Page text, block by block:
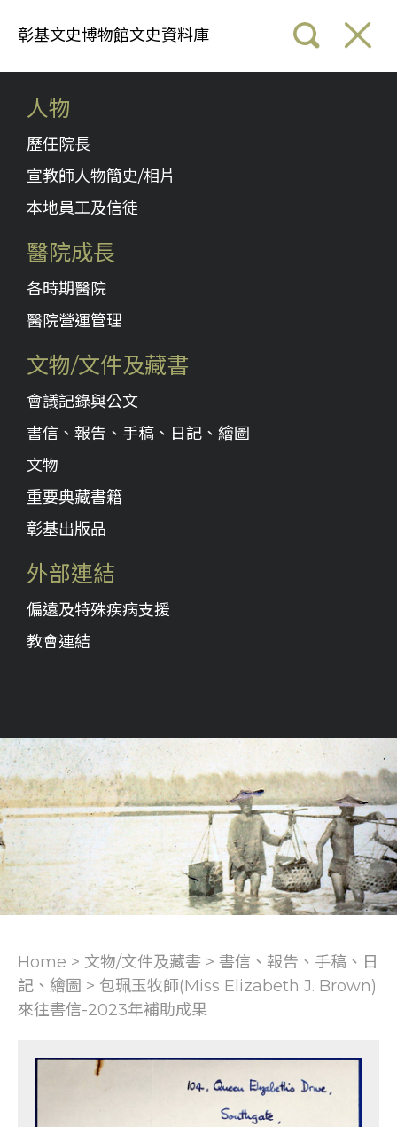
彰基文史博物館文史資料庫
人物
歷任院長
宣教師人物簡史/相片
本地員工及信徒
醫院成長
各時期醫院
醫院營運管理
文物/文件及藏書
會議記錄與公文
書信、報告、手稿、日記、繪圖
文物
重要典藏書籍
彰基出版品
外部連結
偏遠及特殊疾病支援
教會連結
Home > 文物/文件及藏書 > 書信、報告、手稿、日
記、繪圖 > 包珮玉牧師(Miss Elizabeth J. Brown)
來往書信-2023年補助成果